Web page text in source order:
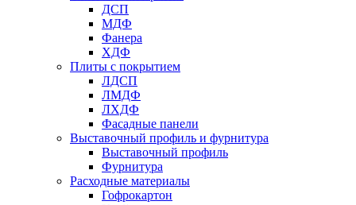
ДСП
МДФ
Фанера
ХДФ
Плиты с покрытием
ЛДСП
ЛМДФ
ЛХДФ
Фасадные панели
Выставочный профиль и фурнитура
Выставочный профиль
Фурнитура
Расходные материалы
Гофрокартон